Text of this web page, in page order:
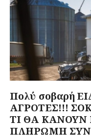
Πολύ σοβαρή
ΑΓΡΟΤΕΣ!!!
ΤΙ ΘΑ ΚΑΝΟΥΝ
ΠΛΗΡΩΜΗ